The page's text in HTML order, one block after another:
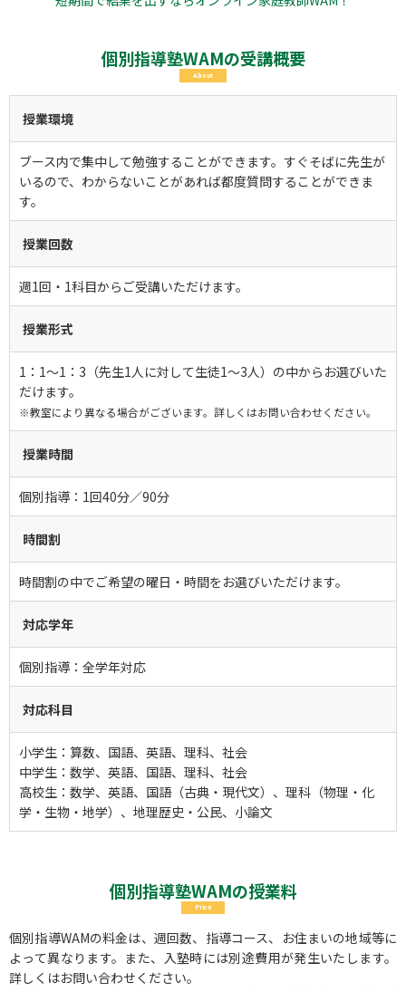
個別指導塾WAMの受講概要
About
授業環境
ブース内で集中して勉強することができます。すぐそばに先生が
いるので、わからないことがあれば都度質問することができま
す。
授業回数
週1回・1科目からご受講いただけます。
授業形式
1：1～1：3（先生1人に対して生徒1～3人）の中からお選びいた
だけます。
※教室により異なる場合がございます。詳しくはお問い合わせください。
授業時間
個別指導：1回40分／90分
時間割
時間割の中でご希望の曜日・時間をお選びいただけます。
対応学年
個別指導：全学年対応
対応科目
小学生：算数、国語、英語、理科、社会
中学生：数学、英語、国語、理科、社会
高校生：数学、英語、国語（古典・現代文）、理科（物理・化
学・生物・地学）、地理歴史・公民、小論文
個別指導塾WAMの授業料
Price
個別指導WAMの料金は、週回数、指導コース、お住まいの地域等に
よって異なります。また、入塾時には別途費用が発生いたします。
詳しくはお問い合わせください。